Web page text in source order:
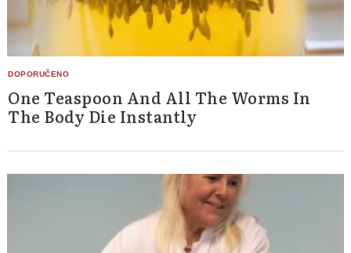
One Teaspoon And All The Worms In
The Body Die Instantly